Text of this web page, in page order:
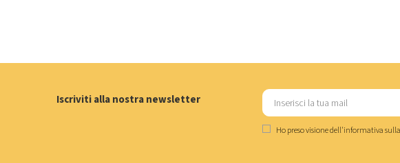
Iscriviti alla nostra newsletter
Ho preso visione dell'informativa